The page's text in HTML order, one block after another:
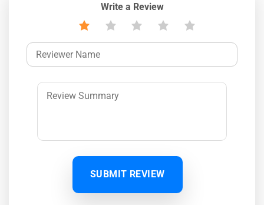
Write a Review
SUBMIT REVIEW